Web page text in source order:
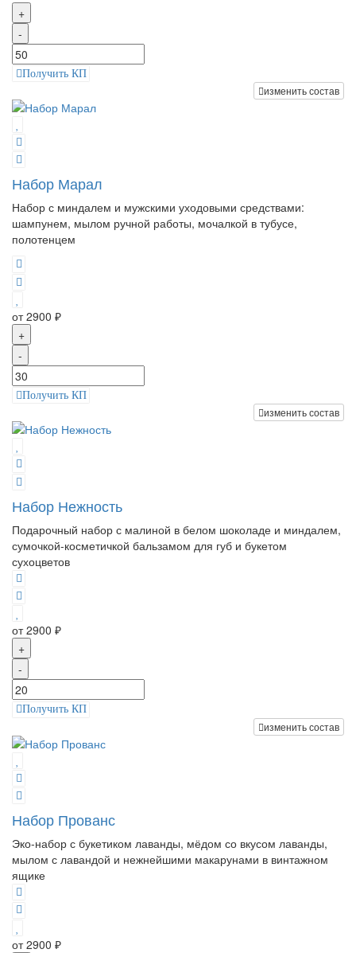
+
-
Получить КП
изменить состав
Набор Марал
Набор с миндалем и мужскими уходовыми средствами:
шампунем, мылом ручной работы, мочалкой в тубусе,
полотенцем
от 2900 ₽
+
-
Получить КП
изменить состав
Набор Нежность
Подарочный набор с малиной в белом шоколаде и миндалем,
сумочкой-косметичкой бальзамом для губ и букетом
сухоцветов
от 2900 ₽
+
-
Получить КП
изменить состав
Набор Прованс
Эко-набор с букетиком лаванды, мёдом со вкусом лаванды,
мылом с лавандой и нежнейшими макарунами в винтажном
ящике
от 2900 ₽